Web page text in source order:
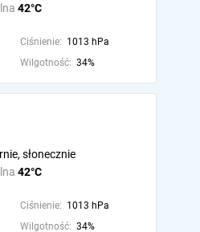
42°C
Ciśnienie: 1013 hPa
Wilgotność: 34%
42°C
słonecznie
Ciśnienie: 1013 hPa
Wilgotność: 34%